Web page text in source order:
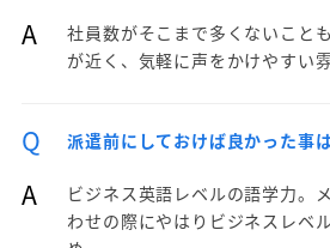
A
社員数がそこまで多くないこと
が近く、気軽に声をかけやすい
Q 派遣前にしておけば良かった事
A
ビジネス英語レベルの語学力。
わせの際にやはりビジネスレベ